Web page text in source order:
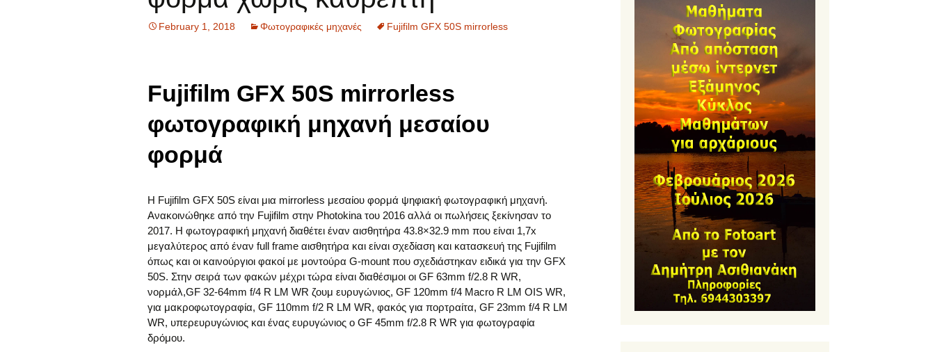
Σπουδαίοι Φωτογράφοι
Εξοπλισμός
February 1, 2018 Φωτογραφικές μηχανές Fujifilm GFX 50S mirrorless
Fujifilm GFX 50S mirrorless
φωτογραφική μηχανή μεσαίου
φορμά
Η Fujifilm GFX 50S είναι μια mirrorless μεσαίου φορμά ψηφιακή φωτογραφική μηχανή.
Ανακοινώθηκε από την Fujifilm στην Photokina του 2016 αλλά οι πωλήσεις ξεκίνησαν το
2017. Η φωτογραφική μηχανή διαθέτει έναν αισθητήρα 43.8×32.9 mm που είναι 1,7x
μεγαλύτερος από έναν full frame αισθητήρα και είναι σχεδίαση και κατασκευή της Fujifilm
όπως και οι καινούργιοι φακοί με μοντούρα G-mount που σχεδιάστηκαν ειδικά για την GFX
50S. Στην σειρά των φακών μέχρι τώρα είναι διαθέσιμοι οι GF 63mm f/2.8 R WR,
νορμάλ,GF 32-64mm f/4 R LM WR ζουμ ευρυγώνιος, GF 120mm f/4 Macro R LM OIS WR,
για μακροφωτογραφία, GF 110mm f/2 R LM WR, φακός για πορτραίτα, GF 23mm f/4 R LM
WR, υπερευρυγώνιος και ένας ευρυγώνιος ο GF 45mm f/2.8 R WR για φωτογραφία
δρόμου.